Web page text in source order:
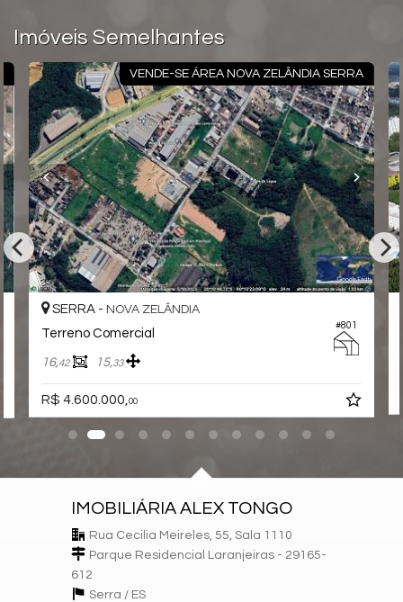
Imóveis Semelhantes
VENDE-SE ÁREA NOVA ZELÂNDIA SERRA
#801
SERRA - NOVA ZELÂNDIA
Terreno Comercial
16,42 15,33
R$ 4.600.000, 00
IMOBILIÁRIA ALEX TONGO
Rua Cecilia Meireles, 55, Sala 1110
Parque Residencial Laranjeiras - 29165-
612
Serra / ES